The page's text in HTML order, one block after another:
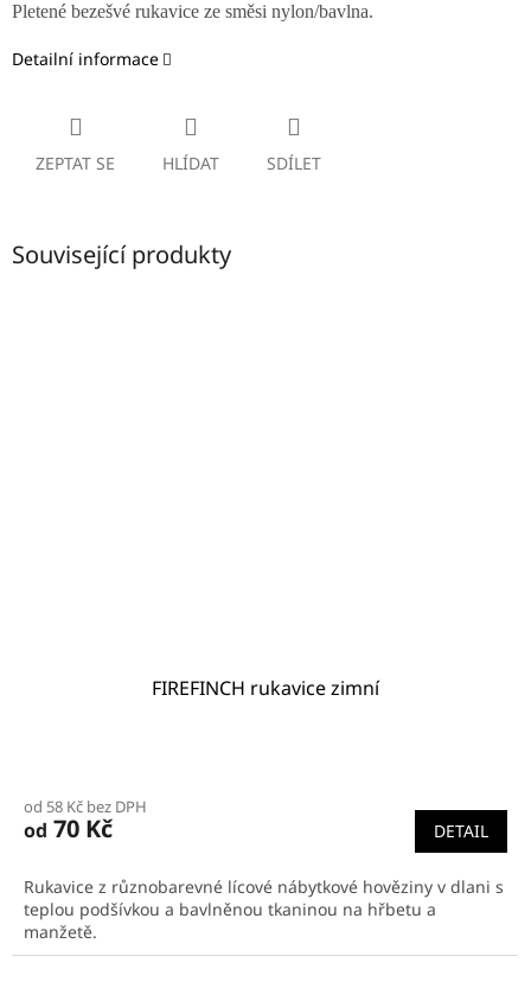
Pletené bezešvé rukavice ze směsi nylon/bavlna.
Detailní informace
ZEPTAT SE HLÍDAT SDÍLET
Související produkty
FIREFINCH rukavice zimní
od 58 Kč bez DPH
od 70 Kč DETAIL
Rukavice z různobarevné lícové nábytkové hověziny v dlani s
teplou podšívkou a bavlněnou tkaninou na hřbetu a
manžetě.